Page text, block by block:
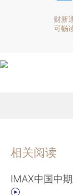
财新
可畅
相关阅读
IMAX中国中